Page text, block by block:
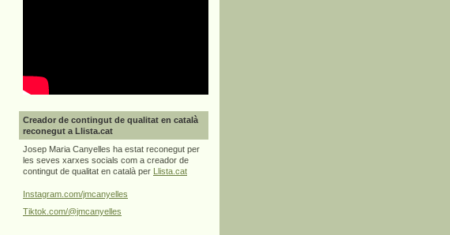
Creador de contingut de qualitat en català
reconegut a Llista.cat
Josep Maria Canyelles ha estat reconegut per
les seves xarxes socials com a creador de
contingut de qualitat en català per
Llista.cat
Instagram.com/jmcanyelles
Tiktok.com/@jmcanyelles